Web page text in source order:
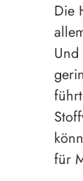
Die
für